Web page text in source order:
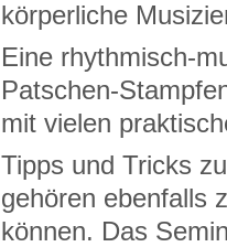
körperliche
Eine rhythmisch-
Patschen-
mit vielen
Tipps und Tricks
gehören ebenfalls
können. Das